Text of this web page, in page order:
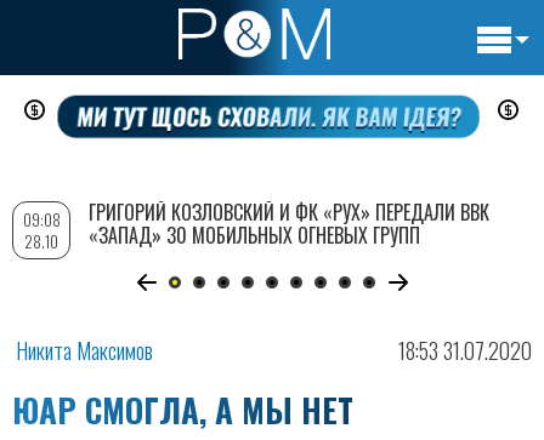
Перейти
содержанию
Никита Максимов 18:53 31.07.2020
ЮАР СМОГЛА, А МЫ НЕТ
09:08
28.10
ГРИГОРИЙ КОЗЛОВСКИЙ И ФК «РУХ» ПЕРЕДАЛИ ВВК
«ЗАПАД» 30 МОБИЛЬНЫХ ОГНЕВЫХ ГРУПП